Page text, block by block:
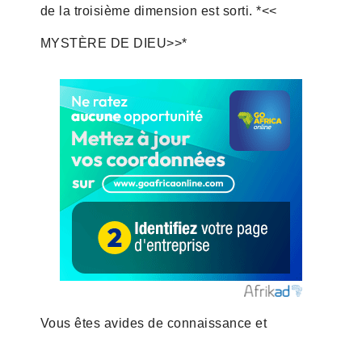
de la troisième dimension est sorti. *<<
MYSTÈRE DE DIEU>>*
Vous êtes avides de connaissance et